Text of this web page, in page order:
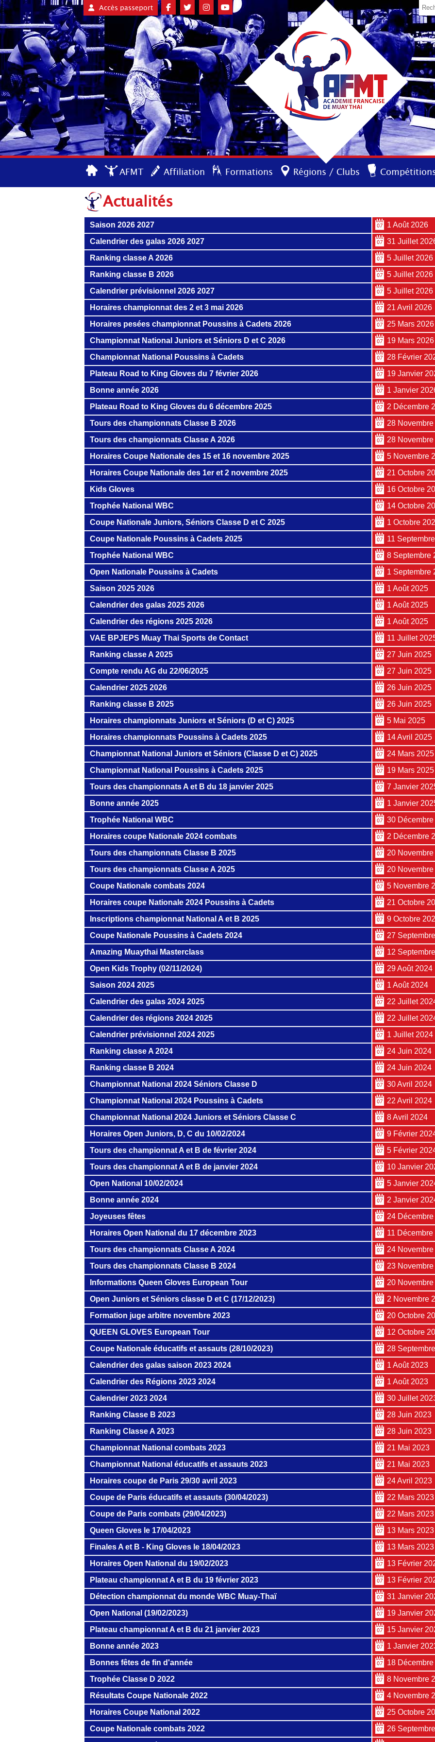
Accès passeport
AFMT Affiliation Formations Régions / Clubs
Actualités
Saison 2026 2027
1 Août 2026
Calendrier des galas 2026 2027
31 Juillet
Ranking classe A 2026
5 Juillet 2026
Ranking classe B 2026
5 Juillet 2026
Calendrier prévisionnel 2026 2027
5 Juillet 2026
Horaires championnat des 2 et 3 mai 2026
21 Avril 2026
Horaires pesées championnat Poussins à Cadets 2026
25 Mars 2026
Championnat National Juniors et Séniors D et C 2026
19 Mars 2026
Championnat National Poussins à Cadets
28 Février
Plateau Road to King Gloves du 7 février 2026
19 Janvier
Bonne année 2026
1 Janvier
Plateau Road to King Gloves du 6 décembre 2025
2 Décembre
Tours des championnats Classe B 2026
28
Tours des championnats Classe A 2026
28
Horaires Coupe Nationale des 15 et 16 novembre 2025
5 Novembre
Horaires Coupe Nationale des 1er et 2 novembre 2025
21 Octobre
Kids Gloves
16 Octobre
Trophée National WBC
14 Octobre
Coupe Nationale Juniors, Séniors Classe D et C 2025
1 Octobre
Coupe Nationale Poussins à Cadets 2025
11
Trophée National WBC
8 Septembre
Open Nationale Poussins à Cadets
1 Septembre
Saison 2025 2026
1 Août 2025
Calendrier des galas 2025 2026
1 Août 2025
Calendrier des régions 2025 2026
1 Août 2025
VAE BPJEPS Muay Thai Sports de Contact
11 Juillet
Ranking classe A 2025
27 Juin 2025
Compte rendu AG du 22/06/2025
27 Juin 2025
Calendrier 2025 2026
26 Juin 2025
Ranking classe B 2025
26 Juin 2025
Horaires championnats Juniors et Séniors (D et C) 2025
5 Mai 2025
Horaires championnats Poussins à Cadets 2025
14 Avril 2025
Championnat National Juniors et Séniors (Classe D et C) 2025
24 Mars 2025
Championnat National Poussins à Cadets 2025
19 Mars 2025
Tours des championnats A et B du 18 janvier 2025
7 Janvier
Bonne année 2025
1 Janvier
Trophée National WBC
30
Horaires coupe Nationale 2024 combats
2 Décembre
Tours des championnats Classe B 2025
20
Tours des championnats Classe A 2025
20
Coupe Nationale combats 2024
5 Novembre
Horaires coupe Nationale 2024 Poussins à Cadets
21 Octobre
Inscriptions championnat National A et B 2025
9 Octobre
Coupe Nationale Poussins à Cadets 2024
27
Amazing Muaythai Masterclass
12
Open Kids Trophy (02/11/2024)
29 Août 2024
Saison 2024 2025
1 Août 2024
Calendrier des galas 2024 2025
22 Juillet
Calendrier des régions 2024 2025
22 Juillet
Calendrier prévisionnel 2024 2025
1 Juillet 2024
Ranking classe A 2024
24 Juin 2024
Ranking classe B 2024
24 Juin 2024
Championnat National 2024 Séniors Classe D
30 Avril 2024
Championnat National 2024 Poussins à Cadets
22 Avril 2024
Championnat National 2024 Juniors et Séniors Classe C
8 Avril 2024
Horaires Open Juniors, D, C du 10/02/2024
9 Février
Tours des championnat A et B de février 2024
5 Février
Tours des championnat A et B de janvier 2024
10 Janvier
Open National 10/02/2024
5 Janvier
Bonne année 2024
2 Janvier
Joyeuses fêtes
24
Horaires Open National du 17 décembre 2023
11 Décembre
Tours des championnats Classe A 2024
24
Tours des championnats Classe B 2024
23
Informations Queen Gloves European Tour
20
Open Juniors et Séniors classe D et C (17/12/2023)
2 Novembre
Formation juge arbitre novembre 2023
20 Octobre
QUEEN GLOVES European Tour
12 Octobre
Coupe Nationale éducatifs et assauts (28/10/2023)
28
Calendrier des galas saison 2023 2024
1 Août 2023
Calendrier des Régions 2023 2024
1 Août 2023
Calendrier 2023 2024
30 Juillet
Ranking Classe B 2023
28 Juin 2023
Ranking Classe A 2023
28 Juin 2023
Championnat National combats 2023
21 Mai 2023
Championnat National éducatifs et assauts 2023
21 Mai 2023
Horaires coupe de Paris 29/30 avril 2023
24 Avril 2023
Coupe de Paris éducatifs et assauts (30/04/2023)
22 Mars 2023
Coupe de Paris combats (29/04/2023)
22 Mars 2023
Queen Gloves le 17/04/2023
13 Mars 2023
Finales A et B - King Gloves le 18/04/2023
13 Mars 2023
Horaires Open National du 19/02/2023
13 Février
Plateau championnat A et B du 19 février 2023
13 Février
Détection championnat du monde WBC Muay-Thaï
31 Janvier
Open National (19/02/2023)
19 Janvier
Plateau championnat A et B du 21 janvier 2023
15 Janvier
Bonne année 2023
1 Janvier
Bonnes fêtes de fin d'année
18 Décembre
Trophée Classe D 2022
8 Novembre
Résultats Coupe Nationale 2022
4 Novembre
Horaires Coupe National 2022
25 Octobre
Coupe Nationale combats 2022
26